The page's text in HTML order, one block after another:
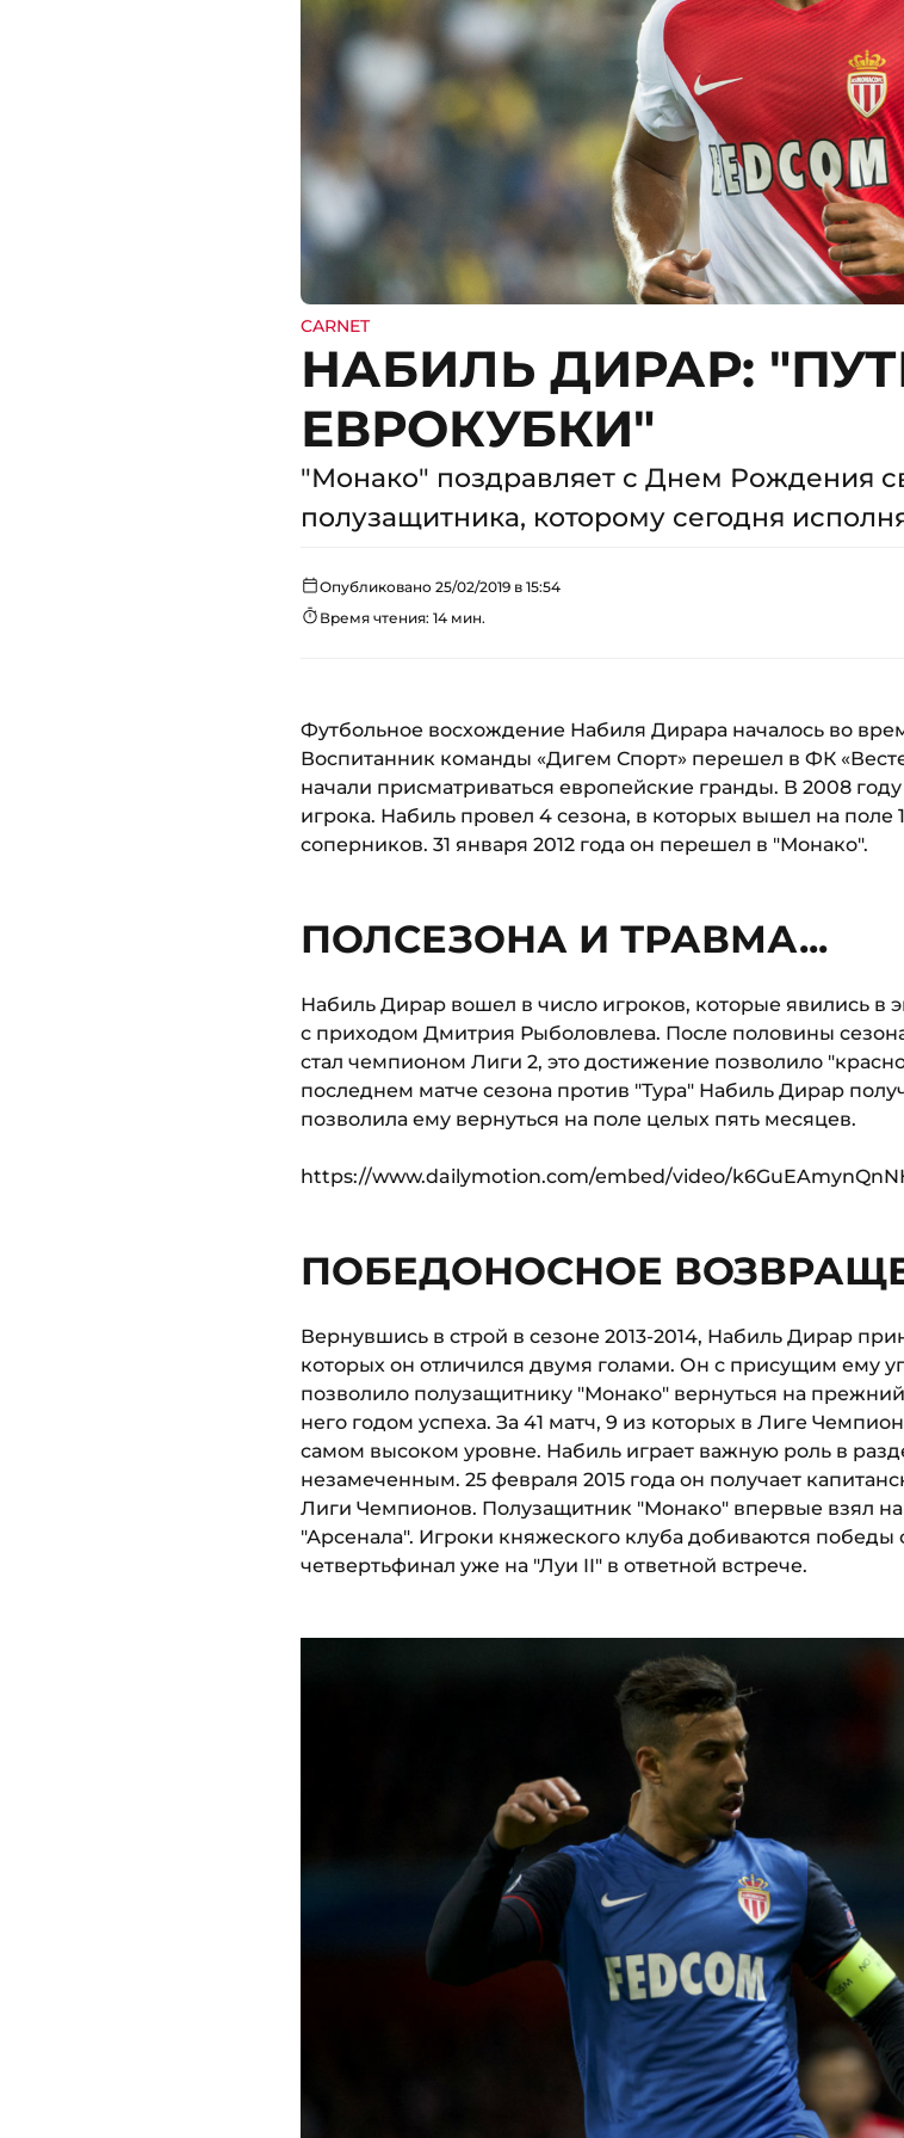
CARNET
НАБИЛЬ ДИРАР:
ЕВРОКУБКИ"
"Монако" поздравляет с Днем Рождения
полузащитника, которому сегодня
Опубликовано 25/02/2019 в 15:54
Время чтения: 14 мин.
Футбольное восхождение Набиля Дирара началось во
Воспитанник команды «Дигем Спорт» перешел в ФК
начали присматриваться европейские гранды. В 2008
игрока. Набиль провел 4 сезона, в которых вышел на поле
соперников. 31 января 2012 года он перешел в "Монако".
ПОЛСЕЗОНА И ТРАВМА...
Набиль Дирар вошел в число игроков, которые явились в
с приходом Дмитрия Рыболовлева. После половины
стал чемпионом Лиги 2, это достижение позволило
последнем матче сезона против "Тура" Набиль Дирар
позволила ему вернуться на поле целых пять месяцев.
https://www.dailymotion.com/embed/video/
ПОБЕДОНОСНОЕ
Вернувшись в строй в сезоне 2013-2014, Набиль Дирар
которых он отличился двумя голами. Он с присущим ему
позволило полузащитнику "Монако" вернуться на
него годом успеха. За 41 матч, 9 из которых в Лиге
самом высоком уровне. Набиль играет важную роль в
незамеченным. 25 февраля 2015 года он получает
Лиги Чемпионов. Полузащитник "Монако" впервые взял на
"Арсенала". Игроки княжеского клуба добиваются победы
четвертьфинал уже на "Луи II" в ответной встрече.